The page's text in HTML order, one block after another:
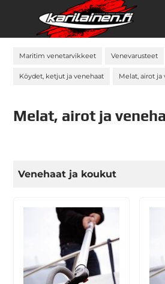
Maritim venetarvikkeet Venevarusteet
Köydet, ketjut ja venehaat Melat, airot ja
Melat, airot ja
Venehaat ja koukut